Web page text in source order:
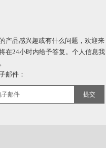
产品感兴趣或有什么问题，欢迎来
在24小时内给予答复。个人信息我
邮件：